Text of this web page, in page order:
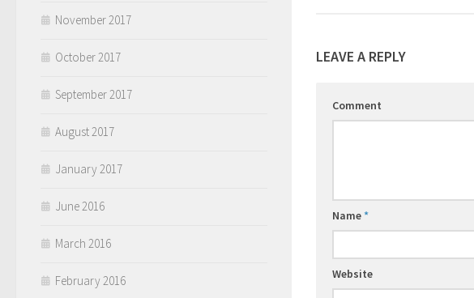
LEAVE A REPLY
Comment
Name*
Website
November 2017
October 2017
September 2017
August 2017
January 2017
June 2016
March 2016
February 2016